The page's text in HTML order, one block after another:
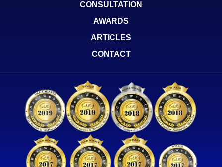
CONSULTATION
AWARDS
ARTICLES
CONTACT